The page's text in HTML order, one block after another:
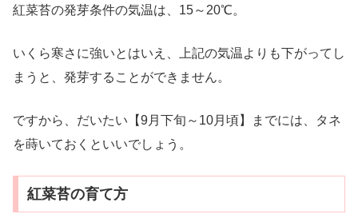
紅菜苔の発芽条件の気温は、15～20℃。
いくら寒さに強いとはいえ、上記の気温よりも下がってし
まうと、発芽することができません。
ですから、だいたい【9月下旬～10月頃】までには、タネ
を蒔いておくといいでしょう。
紅菜苔の育て方